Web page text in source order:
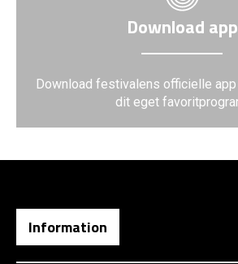
Download app
Download festivalens officielle
dit eget
Information